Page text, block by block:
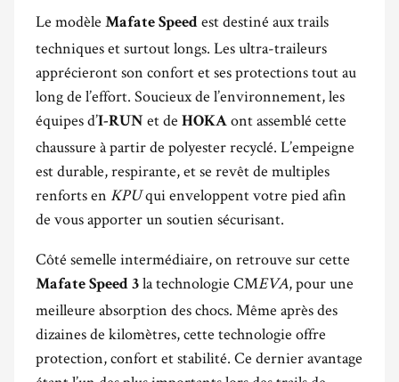
Le modèle Mafate Speed est destiné aux trails
techniques et surtout longs. Les ultra-traileurs
apprécieront son confort et ses protections tout au
long de l’effort. Soucieux de l’environnement, les
équipes d’I-RUN et de HOKA ont assemblé cette
chaussure à partir de polyester recyclé. L’empeigne
est durable, respirante, et se revêt de multiples
renforts en KPUqui enveloppent votre pied afin
de vous apporter un soutien sécurisant.
Côté semelle intermédiaire, on retrouve sur cette
Mafate Speed 3 la technologie CMEVA, pour une
meilleure absorption des chocs. Même après des
dizaines de kilomètres, cette technologie offre
protection, confort et stabilité. Ce dernier avantage